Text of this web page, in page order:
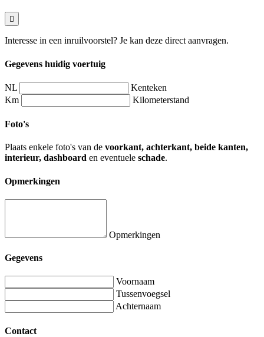
Interesse in een inruilvoorstel? Je kan deze direct aanvragen.
Gegevens huidig voertuig
NL
Kenteken
Km
Kilometerstand
Foto's
Plaats enkele foto's van de voorkant, achterkant, beide kanten,
interieur, dashboard en eventuele schade.
Opmerkingen
Opmerkingen
Gegevens
Voornaam
Tussenvoegsel
Achternaam
Contact